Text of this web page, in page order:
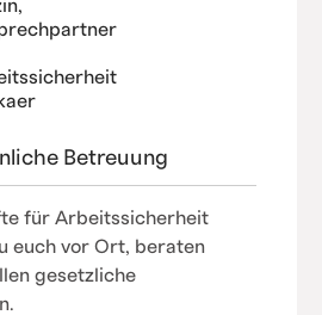
Betreuung
für Arbeitssicherheit
euch vor Ort, beraten
gesetzliche